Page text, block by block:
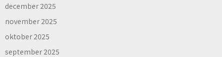
december 2025
november 2025
oktober 2025
september 2025